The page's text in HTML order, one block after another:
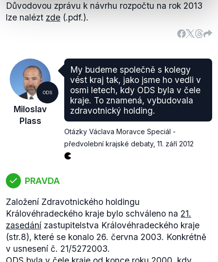
Důvodovou zprávu k návrhu rozpočtu na rok 2013
lze nalézt zde (.pdf.).
ODS
Miloslav
Plass
My budeme společně s kolegy
vést kraj tak, jako jsme ho vedli v
osmi letech, kdy ODS byla v čele
kraje. To znamená, vybudovala
zdravotnický holding.
Otázky Václava Moravce Speciál -
předvolební krajské debaty, 11. září 2012
PRAVDA
Založení Zdravotnického holdingu
Královéhradeckého kraje bylo schváleno na 21.
zasedání zastupitelstva Královéhradeckého kraje
(str.8), které se konalo 26. června 2003. Konkrétně
v usnesení č. 21/5272003.